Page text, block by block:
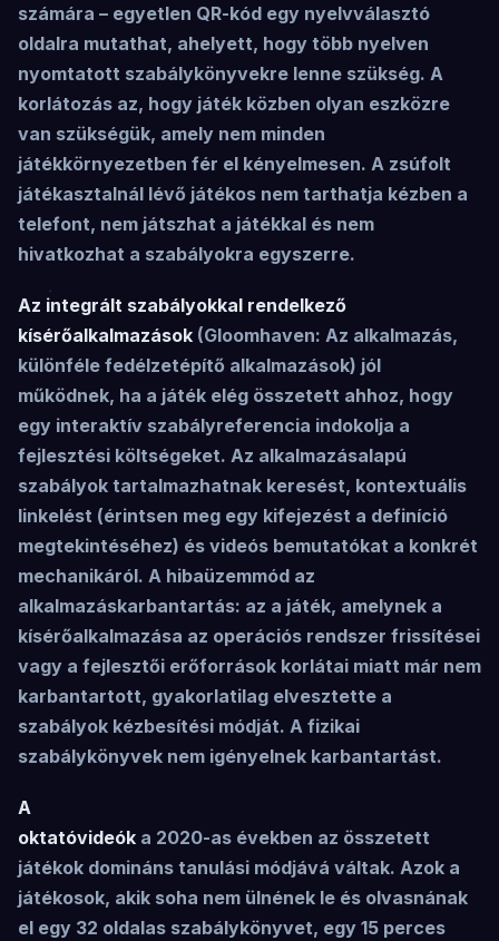
számára – egyetlen QR-kód egy nyelvválasztó
oldalra mutathat, ahelyett, hogy több nyelven
nyomtatott szabálykönyvekre lenne szükség. A
korlátozás az, hogy játék közben olyan eszközre
van szükségük, amely nem minden
játékkörnyezetben fér el kényelmesen. A zsúfolt
játékasztalnál lévő játékos nem tarthatja kézben a
telefont, nem játszhat a játékkal és nem
hivatkozhat a szabályokra egyszerre.
Az integrált szabályokkal rendelkező
kísérőalkalmazások (Gloomhaven: Az alkalmazás,
különféle fedélzetépítő alkalmazások) jól
működnek, ha a játék elég összetett ahhoz, hogy
egy interaktív szabályreferencia indokolja a
fejlesztési költségeket. Az alkalmazásalapú
szabályok tartalmazhatnak keresést, kontextuális
linkelést (érintsen meg egy kifejezést a definíció
megtekintéséhez) és videós bemutatókat a konkrét
mechanikáról. A hibaüzemmód az
alkalmazáskarbantartás: az a játék, amelynek a
kísérőalkalmazása az operációs rendszer frissítései
vagy a fejlesztői erőforrások korlátai miatt már nem
karbantartott, gyakorlatilag elvesztette a
szabályok kézbesítési módját. A fizikai
szabálykönyvek nem igényelnek karbantartást.
A
oktatóvideók a 2020-as években az összetett
játékok domináns tanulási módjává váltak. Azok a
játékosok, akik soha nem ülnének le és olvasnának
el egy 32 oldalas szabálykönyvet, egy 15 perces